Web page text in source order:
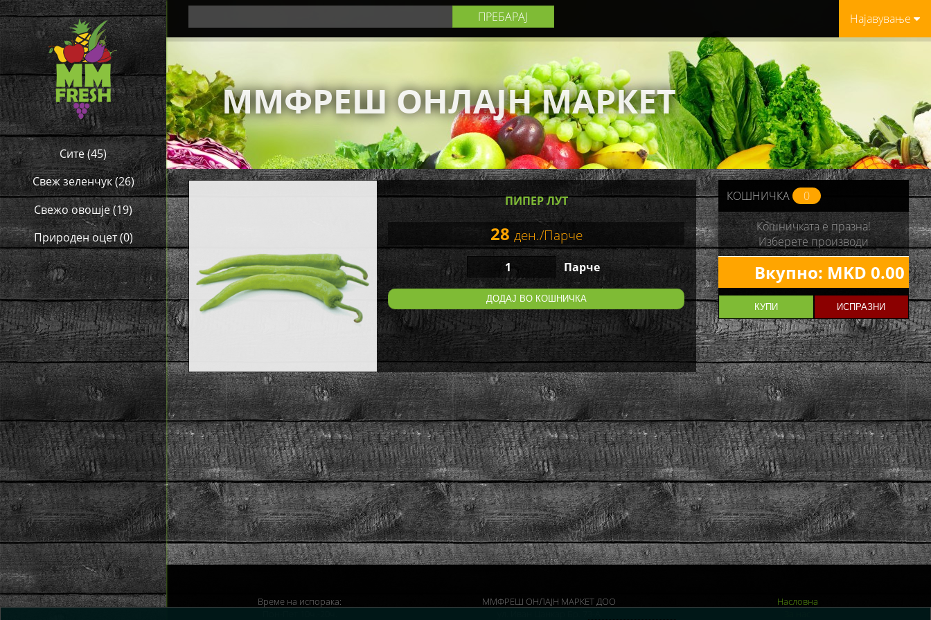
Сите(45)
Свеж зеленчук(26)
Свежо овошје(19)
Природен оцет(0)
Најавување
ММФРЕШ ОНЛАЈН МАРКЕТ
ПИПЕР ЛУТ
28 ден./Парче
Парче
ДОДАЈ ВО КОШНИЧКА
КОШНИЧКА
0
Кошничката е празна!
Изберете производи
Вкупно: MKD 0.00
КУПИ ИСПРАЗНИ
Време на испорака:
ММФРЕШ ОНЛАЈН МАРКЕТ ДОО
Насловна